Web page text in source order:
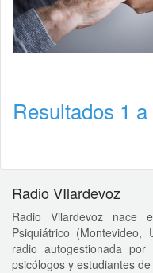
Resultados 1 a
Radio VIlardevoz
Radio Vilardevoz
Psiquiátrico
radio autogestionada
psicólogos y estudiantes